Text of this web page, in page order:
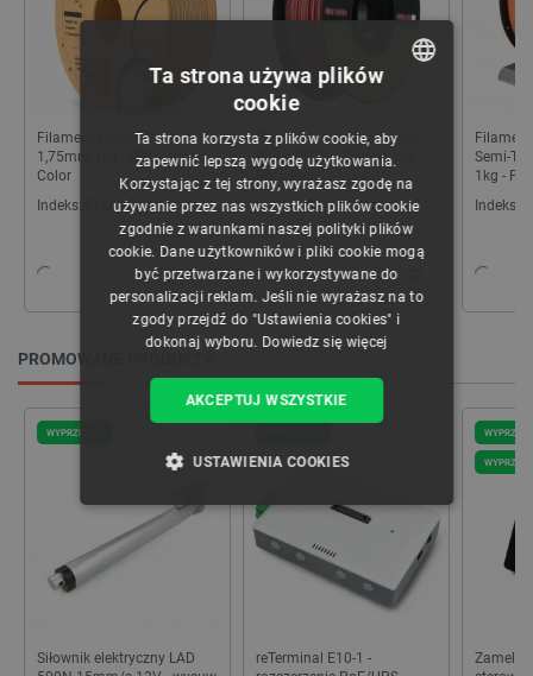
Kategorie
Filament Elegoo PLA
1,75mm 1kg - RFID - Wood
Color
Indeks:
ELG-28424
Filament Creality Soleyin
Basic PETG 1,75mm 1kg -
Indeks:CRL-28385
Filament
Semi-
1kg -
Indeks:
PROMOWANE PRODUKTY
Siłownik elektryczny LAD
WYPRZEDAŻ
reTerminal E10-1 -
Zamel
CZECH
ENGLISH
GERMAN
Ta strona używa plików
cookie
Ta strona korzysta z plików cookie, aby
zapewnić lepszą wygodę użytkowania.
Korzystając z tej strony, wyrażasz zgodę na
używanie przez nas wszystkich plików cookie
zgodnie z warunkami naszej polityki plików
cookie. Dane użytkowników i pliki cookie mogą
być przetwarzane i wykorzystywane do
personalizacji reklam. Jeśli nie wyrażasz na to
zgody przejdź do "Ustawienia cookies" i
dokonaj wyboru. Dowiedz się więcej
AKCEPTUJ WSZYSTKIE
USTAWIENIA COOKIES
NIEZBĘDNE WYDAJNOŚĆ